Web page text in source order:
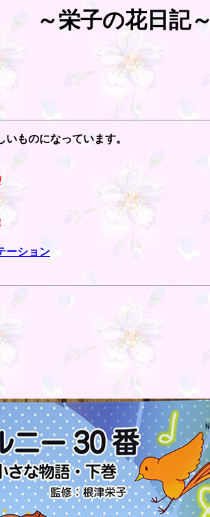
～栄子の花日記～
ものになっています。
ーション